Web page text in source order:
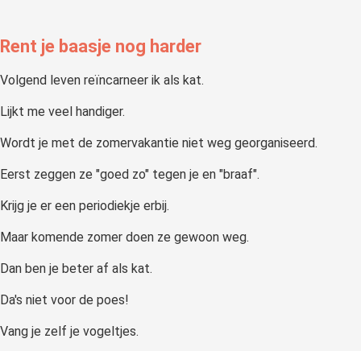
Rent je baasje nog harder
Volgend leven reïncarneer ik als kat.
Lijkt me veel handiger.
Wordt je met de zomervakantie niet weg georganiseerd.
Eerst zeggen ze "goed zo" tegen je en "braaf".
Krijg je er een periodiekje erbij.
Maar komende zomer doen ze gewoon weg.
Dan ben je beter af als kat.
Da's niet voor de poes!
Vang je zelf je vogeltjes.